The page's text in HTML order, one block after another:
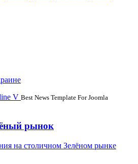
V Best News Template For Joomla
рынок
на столичном Зелёном рынке